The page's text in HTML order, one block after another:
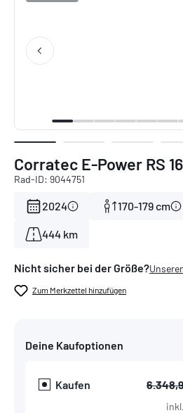
Corratec E-Power RS
Rad-ID: 9044751
2024 170-179 cm
444 km
Nicht sicher bei der Größe?
Zum Merkzettel hinzufügen
Deine Kaufoptionen
Kaufen